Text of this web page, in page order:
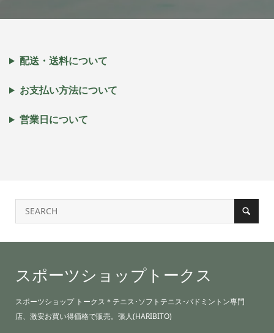
配送・送料について
お支払い方法について
営業日について
スポーツショップトークス
スポーツショップ トークス＊テニス･ソフトテニス･バドミントン専門
店、激安お買い得価格で販売。張人(HARIBITO)